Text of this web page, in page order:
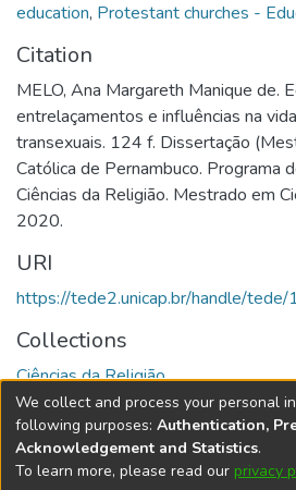
education, Protestant churches -
Citation
MELO, Ana Margareth Manique de.
entrelaçamentos e influências na
transexuais. 124 f. Dissertação
Católica de Pernambuco. Programa
Ciências da Religião. Mestrado em
2020.
URI
https://tede2.unicap.br/handle/
Collections
Ciências da Religião
Full item page
DSpace softwarecopyright ©
We collect and process your personal
following purposes: Authentication,
Acknowledgement and Statistics.
To learn more, please read our privacy